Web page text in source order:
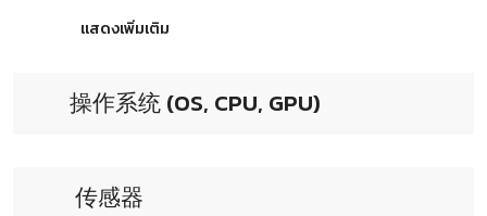
แสดงเพิ่มเติม
操作系统 (OS, CPU, GPU)
传感器